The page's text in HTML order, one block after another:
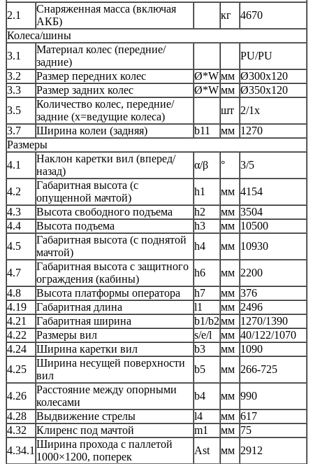
2.1
Снаряженная масса (включая
АКБ)
кг
4670
Колеса/шины
3.1
Материал колес (передние/
задние)
PU/PU
3.2
Размер передних колес Ø*Wмм Ø300x120
3.3
Размер задних колес Ø*Wмм Ø350x120
3.5
Количество колес, передние/
задние (х=ведущие колеса)
шт 2/1х
3.7
Ширина колеи (задняя) b11 мм 1270
Размеры
4.1
Наклон каретки вил (вперед/
назад)
α/β ° 3/5
4.2
Габаритная высота (с
опущенной мачтой)
h1 мм 4154
4.3
Высота свободного подъема h2 мм 3504
4.4
Высота подъема h3 мм 10500
4.5
Габаритная высота (с поднятой
мачтой)
h4 мм 10930
4.7
Габаритная высота с защитного
ограждения (кабины)
h6 мм 2200
4.8
Высота платформы оператора h7 мм 376
4.19
Габаритная длина l1 мм 2496
4.21
Габаритная ширина b1/b2мм 1270/1390
4.22
Размеры вил s/e/l мм 40/122/1070
4.24
Ширина каретки вил b3 мм 1090
4.25
Ширина несущей поверхности
вил
b5 мм 266-725
4.26
Расстояние между опорными
колесами
b4 мм 990
4.28
Выдвижение стрелы l4 мм 617
4.32
Клиренс под мачтой m1 мм 75
4.34.1
Ширина прохода с паллетой
1000×1200, поперек
Ast мм 2912